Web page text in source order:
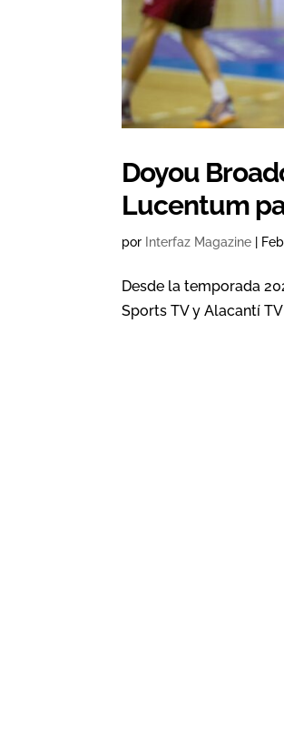
Doyou
Lucentum
por Interfaz Magazine
Desde la temporada
Sports TV y Alacantí TV